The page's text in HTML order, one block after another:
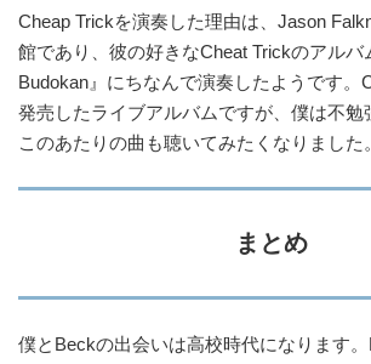
Cheap Trickを演奏した理由は、Jason
館であり、彼の好きなCheat Trickのアルバ
Budokan』にちなんで演奏したようです。
発売したライブアルバムですが、僕は不勉
このあたりの曲も聴いてみたくなりました。
まとめ
僕とBeckの出会いは高校時代になります